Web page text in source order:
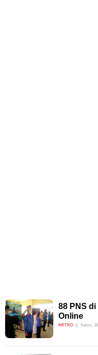
88 PNS
Online
METRO Kamis,